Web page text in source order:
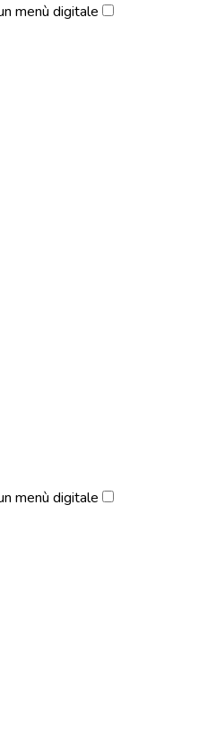
menù digitale
menù digitale